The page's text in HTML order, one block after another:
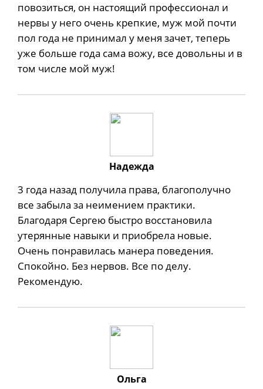
повозиться, он настоящий профессионал и
нервы у него очень крепкие, муж мой почти
пол года не принимал у меня зачет, теперь
уже больше года сама вожу, все довольны и в
том числе мой муж!
Надежда
3 года назад получила права, благополучно
все забыла за неимением практики.
Благодаря Сергею быстро восстановила
утерянные навыки и приобрела новые.
Очень понравилась манера поведения.
Спокойно. Без нервов. Все по делу.
Рекомендую.
Ольга